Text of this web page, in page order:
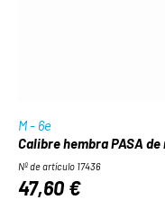
M - 6e
Calibre hembra PASA
Nº de artículo 17436
47,60 €